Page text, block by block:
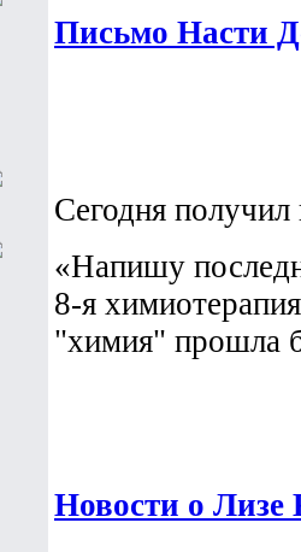
Письмо Насти
Сегодня
«Напишу
8-я
"химия" прошла
Новости о Лизе